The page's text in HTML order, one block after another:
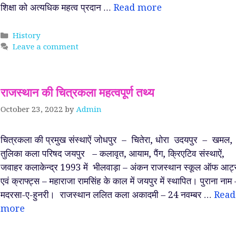
शिक्षा को अत्यधिक महत्व प्रदान … Read more
Categories
History
Leave a comment
राजस्थान की चित्रकला महत्वपूर्ण तथ्य
October 23, 2022 by Admin
चित्रकला की प्रमुख संस्थाऐं जोधपुर – चितेरा, धोरा उदयपुर – खमल,
तुलिका कला परिषद जयपुर – कलावृत, आयाम, पैंग, क्रिएटिव संस्थाऐं,
जवाहर कलाकेन्द्र 1993 में भीलवाड़ा – अंकन राजस्थान स्कूल ऑफ
एवं क्राफ्ट्स – महाराजा रामसिंह के काल में जयपुर में स्थापित। पुराना नाम
मदरसा-ए-हुनरी। राजस्थान ललित कला अकादमी – 24 नवम्बर … Read
more